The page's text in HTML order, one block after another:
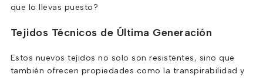
que lo llevas puesto?
Tejidos Técnicos de Última Generación
Estos nuevos tejidos no solo son resistentes, sino que
también ofrecen propiedades como la transpirabilidad y